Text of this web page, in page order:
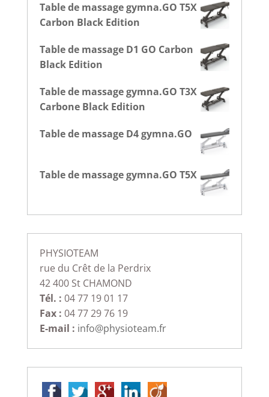
Table de massage gymna.GO T5X
Carbon Black Edition
Table de massage D1 GO Carbon
Black Edition
Table de massage gymna.GO T3X
Carbone Black Edition
Table de massage D4 gymna.GO
Table de massage gymna.GO T5X
PHYSIOTEAM
rue du Crêt de la Perdrix
42 400 St CHAMOND
Tél. : 04 77 19 01 17
Fax : 04 77 29 76 19
E-mail : info@physioteam.fr